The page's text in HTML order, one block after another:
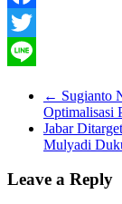
Facebook
Twitter
← Sugianto
Optimalisasi
Jabar
Mulyadi
Leave a Reply